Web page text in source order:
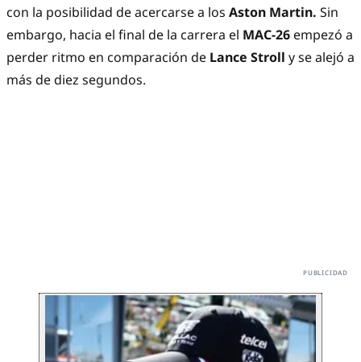
con la posibilidad de acercarse a los Aston Martin. Sin
embargo, hacia el final de la carrera el MAC-26 empezó a
perder ritmo en comparación de Lance Stroll y se alejó a
más de diez segundos.